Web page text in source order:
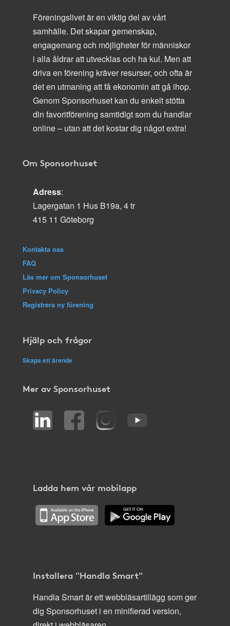
Föreningslivet är en viktig del av vårt
samhälle. Det skapar gemenskap,
engagemang och möjligheter för människor
i alla åldrar att utvecklas och ha kul. Men att
driva en förening kräver resurser, och ofta är
det en utmaning att få ekonomin att gå ihop.
Genom Sponsorhuset kan du enkelt stötta
din favoritförening samtidigt som du handlar
online – utan att det kostar dig något extra!
Om Sponsorhuset
Adress:
Lagergatan 1 Hus B19a, 4 tr
415 11 Göteborg
Kontakta oss
FAQ
Läs mer om Sponsorhuset
Privacy Policy
Registrera ny förening
Hjälp och frågor
Skapa ett ärende
Mer av Sponsorhuset
Ladda hem vår mobilapp
Installera "Handla Smart"
Handla Smart är ett webbläsartillägg som ger
dig Sponsorhuset i en minifierad version,